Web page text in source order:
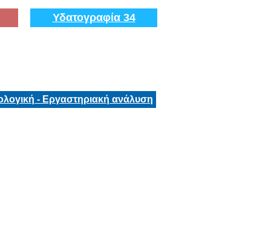
Υδατογραφία 34
- Εργαστηριακή ανάλυση